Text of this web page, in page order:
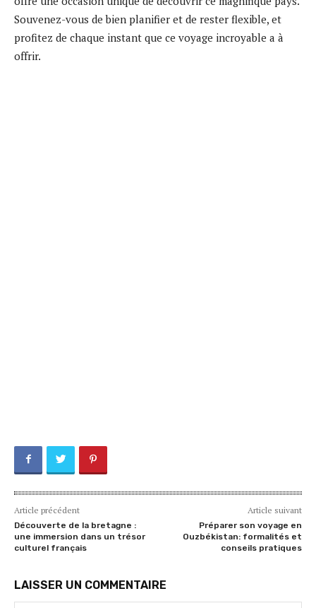
Souvenez-vous de bien planifier et de rester flexible, et
profitez de chaque instant que ce voyage incroyable a à
offrir.
Article précédent
Découverte de la bretagne :
une immersion dans un trésor
culturel français
Article suivant
Préparer son voyage en
Ouzbékistan: formalités et
conseils pratiques
LAISSER UN COMMENTAIRE